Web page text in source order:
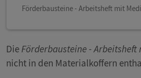
Förderbausteine - Arbeitsheft mit
Die Förderbausteine - Arbeitsheft
nicht in den Materialkoffern